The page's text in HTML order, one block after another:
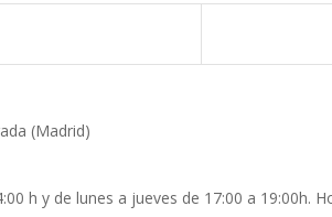
(Madrid)
h y de lunes a jueves de 17:00 a 19:00h.